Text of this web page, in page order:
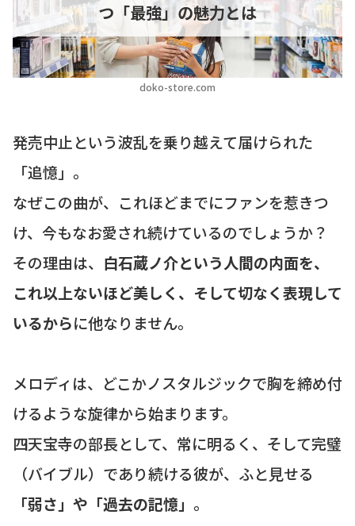
doko-store.com
つ「最強」の魅力とは
発売中止という波乱を乗り越えて届けられた
「追憶」。
なぜこの曲が、これほどまでにファンを惹きつ
け、今もなお愛され続けているのでしょうか？
その理由は、 白石蔵ノ介という人間の内面を、
これ以上ないほど美しく、そして切なく表現して
いるからに他なりません。
メロディは、どこかノスタルジックで胸を締め付
けるような旋律から始まります。
四天宝寺の部長として、常に明るく、そして完璧
（バイブル）であり続ける彼が、ふと見せる
「弱さ」や「過去の記憶」 。